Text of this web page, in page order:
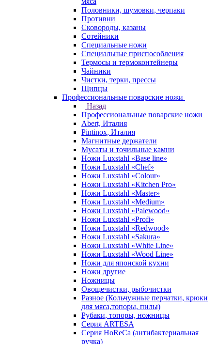
Половники, шумовки, черпаки
Противни
Сковороды, казаны
Сотейники
Специальные ножи
Специальные приспособления
Термосы и термоконтейнеры
Чайники
Чистки, терки, прессы
Щипцы
Профессиональные поварские ножи
Назад
Профессиональные поварские ножи
Abert, Италия
Pintinox, Италия
Магнитные держатели
Мусаты и точильные камни
Ножи Luxstahl «Base line»
Ножи Luxstahl «Chef»
Ножи Luxstahl «Colour»
Ножи Luxstahl «Kitchen Pro»
Ножи Luxstahl «Master»
Ножи Luxstahl «Medium»
Ножи Luxstahl «Palewood»
Ножи Luxstahl «Profi»
Ножи Luxstahl «Redwood»
Ножи Luxstahl «Sakura»
Ножи Luxstahl «White Line»
Ножи Luxstahl «Wood Line»
Ножи для японской кухни
Ножи другие
Ножницы
Овощечистки, рыбочистки
Разное (Кольчужные перчатки, крюки
для мяса,топоры, пилы)
Рубаки, топоры, ножницы
Серия ARTESA
Серия HoReCa (антибактериальная
ручка)